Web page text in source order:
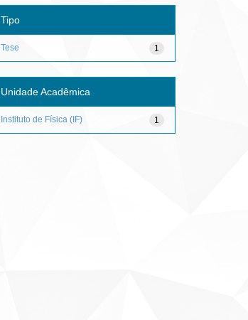
Tipo
1
Tese
Unidade Acadêmica
1
Instituto de Física (IF)